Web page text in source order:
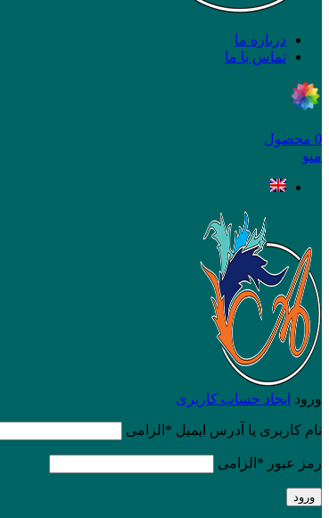
درباره ما
تماس با ما
0 محصول
منو
ورود ایجاد حساب کاربری
نام کاربری یا آدرس ایمیل * الزامی
رمز عبور * الزامی
ورود